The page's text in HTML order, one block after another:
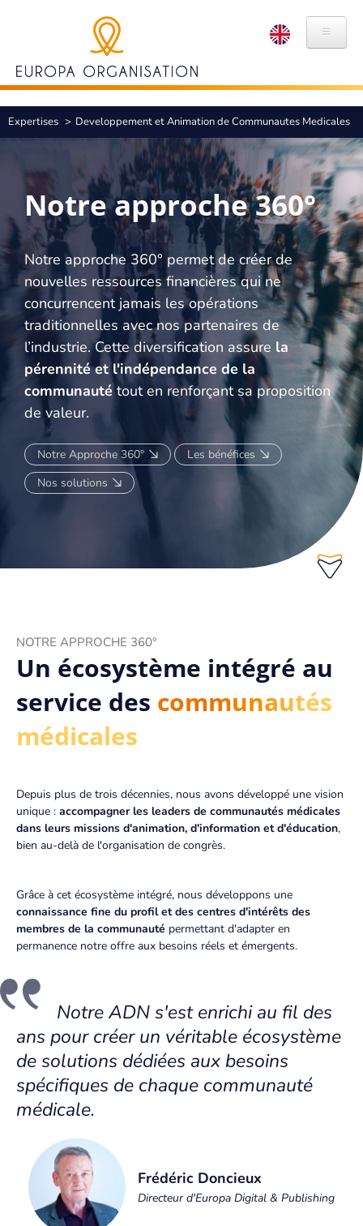
QUI NOUS SOMMES
VALEURS
MARQUES
RSE
ÉTHIQUE ET CONFORMITÉ
EXPERTISES
ORGANISATION DE CONGRÈS
SAVOIR-FAIRE
AFFILIATIONS
DÉVELOPPEMENT ET ANIMATION DE COMMUNAUTÉS MÉDICALES
NOTRE APPROCHE 360°
PLATEFORMES DIGITALES
CLIENTS
CLIENTS
ACTUALITÉS & MÉDIAS
ACTUALITÉS
GALERIE
SÉMINAIRE MANAGEMENT & PERFORMANCE 2026
CARRIÈRES
TRAVAILLER CHEZ EUROPA
TÉMOIGNAGES
OFFRES D'EMPLOI
CONTACT
Fil
d'Ariane
Expertises Developpement et Animation de Communautes Medicales
Notre approche 360°
Notre approche 360° permet de créer de
nouvelles ressources financières qui ne
concurrencent jamais les opérations
traditionnelles avec nos partenaires de
l’industrie. Cette diversification assure la
pérennité et l'indépendance de la
communauté tout en renforçant sa proposition
de valeur.
Notre Approche 360°
Les bénéfices
Nos solutions
NOTRE APPROCHE 360°
Un écosystème intégré au
service des communautés
médicales
Depuis plus de trois décennies, nous avons développé une vision
unique : accompagner les leaders de communautés médicales
dans leurs missions d'animation, d'information et d'éducation,
bien au-delà de l'organisation de congrès.
Grâce à cet écosystème intégré, nous développons une
connaissance fine du profil et des centres d'intérêts des
membres de la communauté permettant d'adapter en
permanence notre offre aux besoins réels et émergents.
Notre ADN s'est enrichi au fil des
ans pour créer un véritable écosystème
de solutions dédiées aux besoins
spécifiques de chaque communauté
médicale.
Frédéric Doncieux
Directeur d'Europa Digital & Publishing